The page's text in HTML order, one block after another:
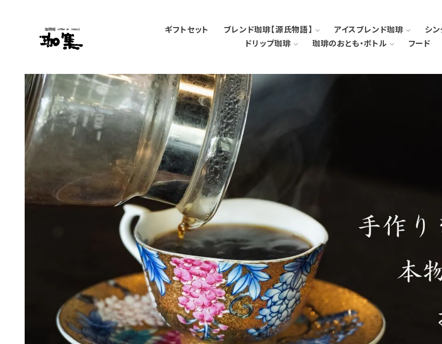
ギフトセット ブレンド珈琲【源氏物語】 アイスブレンド珈琲
シ
ドリップ珈琲
珈琲のおとも・ボトル フード